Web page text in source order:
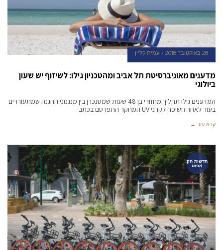
28 באוקטובר 2018 עמית קליין
מדענים מאוניברסיטת תל אביב ומהטכניון גילו: לשיזוף יש שעון
ביולוגי
המדענים גילו תהליך מחזורי בן 48 שעות שמסנכרן בין מנגנוני ההגנה שמתעוררים
בעור לאחר חשיפה לקרני UV המחקר התפרסם בכתב
קרא עוד ←
חדשות הק
מפוס